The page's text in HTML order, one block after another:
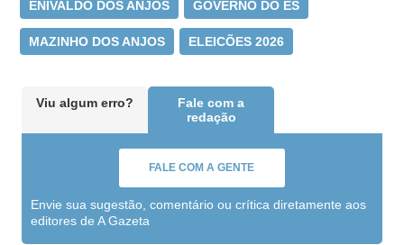
ENIVALDO DOS ANJOS GOVERNO DO ES
MAZINHO DOS ANJOS ELEICÕES 2026
Viu algum erro?
Fale com a
redação
FALE COM A GENTE
Envie sua sugestão, comentário ou crítica diretamente aos
editores de A Gazeta